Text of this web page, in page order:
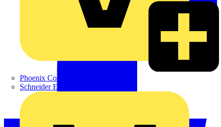
Phoenix Contact
Schneider Electric